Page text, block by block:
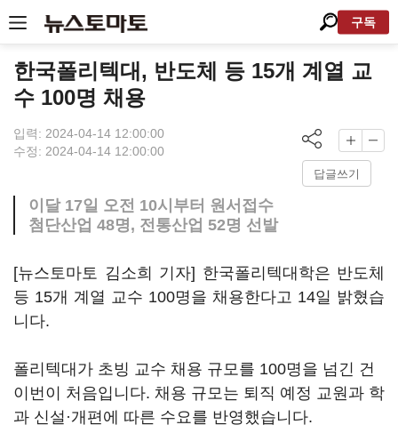
구독
한국폴리텍대, 반도체 등 15개 계열 교
수 100명 채용
입력: 2024-04-14 12:00:00
수정: 2024-04-14 12:00:00
답글쓰기
이달 17일 오전 10시부터 원서접수
첨단산업 48명, 전통산업 52명 선발
[뉴스토마토 김소희 기자] 한국폴리텍대학은 반도체
등 15개 계열 교수 100명을 채용한다고 14일 밝혔습
니다.
폴리텍대가 초빙 교수 채용 규모를 100명을 넘긴 건
이번이 처음입니다. 채용 규모는 퇴직 예정 교원과 학
과 신설·개편에 따른 수요를 반영했습니다.